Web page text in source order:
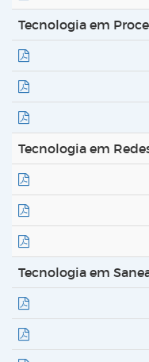
Tecnologia em
Tecnologia em
Tecnologia em